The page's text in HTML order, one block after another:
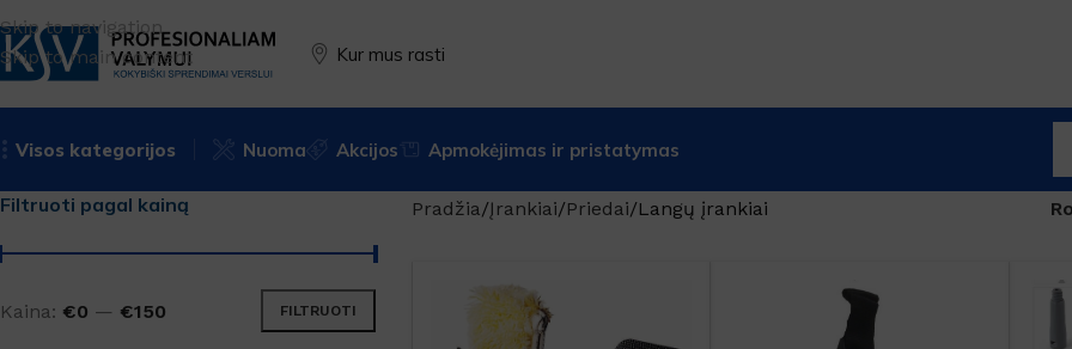
Skip to navigation
Skip to main content
Kur mus rasti
Visos kategorijos Nuoma Akcijos Apmokėjimas ir pristatymas
Filtruoti pagal kainą
FILTRUOTI
Kaina: €0 — €150
Pradžia Įrankiai Priedai Langų įrankiai